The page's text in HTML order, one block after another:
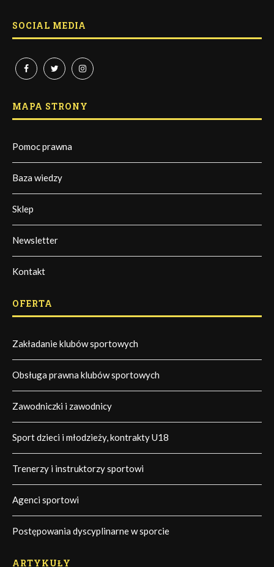
SOCIAL MEDIA
MAPA STRONY
Pomoc prawna
Baza wiedzy
Sklep
Newsletter
Kontakt
OFERTA
Zakładanie klubów sportowych
Obsługa prawna klubów sportowych
Zawodniczki i zawodnicy
Sport dzieci i młodzieży, kontrakty U18
Trenerzy i instruktorzy sportowi
Agenci sportowi
Postępowania dyscyplinarne w sporcie
ARTYKUŁY